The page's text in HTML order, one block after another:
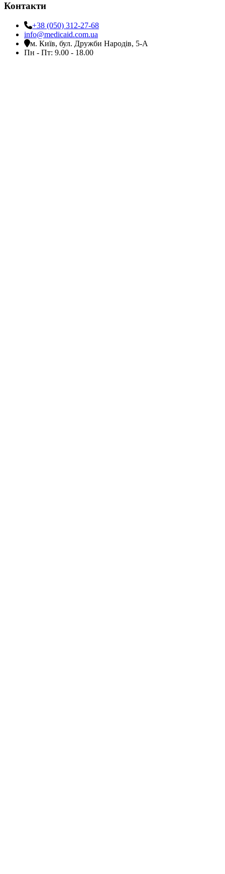
Контакти
+38 (050) 312-27-68
info@medicaid.com.ua
м. Київ, бул. Дружби Народів, 5-А
Пн - Пт: 9.00 - 18.00